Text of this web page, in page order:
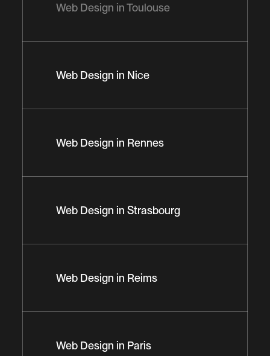
Web Design in Toulouse
Web Design in Nice
Web Design in Rennes
Web Design in Strasbourg
Web Design in Reims
Web Design in Paris